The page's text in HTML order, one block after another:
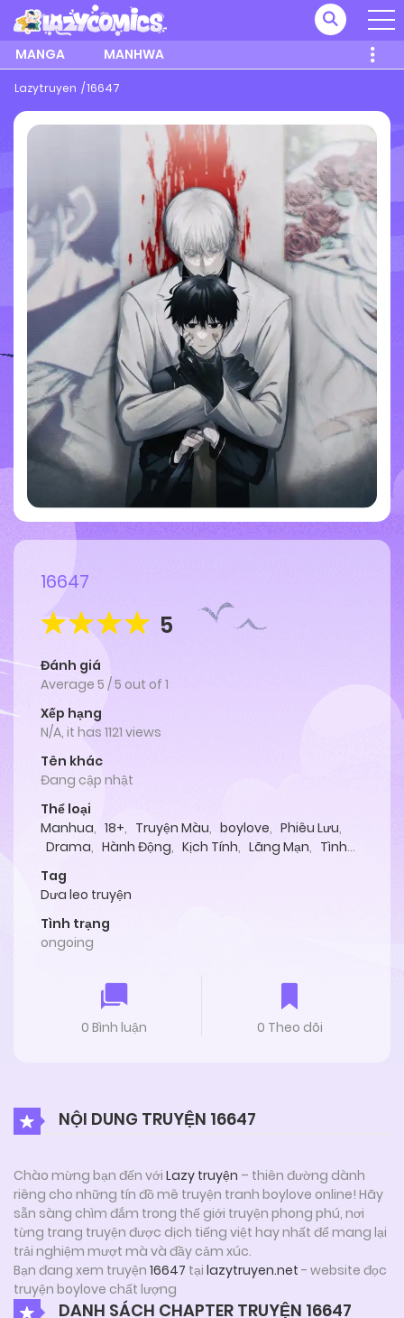
MANGA MANHWA
Lazytruyen 16647
16647
5
Đánh giá
Average 5 /5 out of 1
Xếp hạng
N/A, it has 1121 views
Tên khác
Đang cập nhật
Thể loại
Manhua, 18+, Truyện Màu, boylove, Phiêu Lưu,
Drama, Hành Động, Kịch Tính, Lãng Mạn, Tình
Tag
Dưa leo truyện
Tình trạng
ongoing
0 Bình luận 0 Theo dõi
NỘI DUNG TRUYỆN 16647
Chào mừng bạn đến với Lazy truyện – thiên đường dành
riêng cho những tín đồ mê truyện tranh boylove online! Hãy
sẵn sàng chìm đắm trong thế giới truyện phong phú, nơi
từng trang truyện được dịch tiếng việt hay nhất để mang lại
trải nghiệm mượt mà và đầy cảm xúc.
Bạn đang xem truyện 16647 tại lazytruyen.net - website đọc
truyện boylove chất lượng
DANH SÁCH CHAPTER TRUYỆN 16647